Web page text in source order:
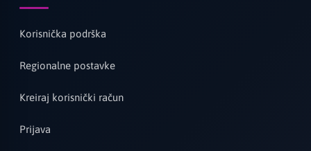
Korisnička podrška
Regionalne postavke
Kreiraj korisnički račun
Prijava